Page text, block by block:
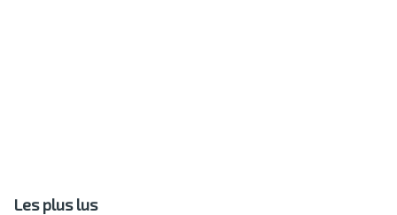
Les plus lus